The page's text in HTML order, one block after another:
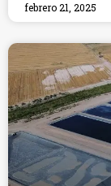
febrero 21, 2025